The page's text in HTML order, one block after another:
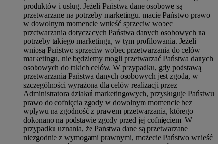
produktów i usług. Jeżeli Państwa dane osobowe są
przetwarzane na potrzeby marketingu, macie Państwo prawo
w dowolnym momencie wnieść sprzeciw wobec
przetwarzania dotyczących Państwa danych osobowych na
potrzeby takiego marketingu, w tym profilowania. Jeżeli
wniosą Państwo sprzeciw wobec przetwarzania do celów
marketingu, nie będziemy mogli przetwarzać Państwa danych
osobowych do takich celów. W przypadku, gdy podstawą
przetwarzania Państwa danych osobowych jest zgoda, w
szczególności wyrażona dla celów realizacji przez
Administratora działań marketingowych, przysługuje Państwu
prawo do cofnięcia zgody w dowolnym momencie bez
wpływu na zgodność z prawem przetwarzania, którego
dokonano na podstawie zgody przed jej cofnięciem. W
przypadku uznania, że Państwa dane są przetwarzane
niezgodnie z wymogami prawnymi, możecie Państwo wnieść